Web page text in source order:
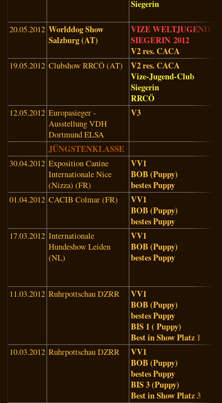
Siegerin
20.05.2012 Worlddog Show
Salzburg (AT)
VIZE WELTJUGEND-
SIEGERIN 2012
V2 res. CACA
19.05.2012 Clubshow RRCÖ (AT)
V2 res. CACA
Vize-Jugend-Club
Siegerin
RRCÖ
12.05.2012 Europasieger -
Ausstellung VDH
Dortmund ELSA
V3
JÜNGSTENKLASSE
30.04.2012 Exposition Canine
Internationale Nice
(Nizza) (FR)
VV1
BOB (Puppy)
bestes Puppy
01.04.2012 CACIB Colmar (FR)
VV1
BOB (Puppy)
bestes Puppy
17.03.2012 Internationale
Hundeshow Leiden
(NL)
VV1
BOB (Puppy)
bestes Puppy
11.03.2012 Ruhrpottschau DZRR
VV1
BOB (Puppy)
bestes Puppy
BIS 1 ( Puppy)
Best in Show Platz 1
10.03.2012 Ruhrpottschau DZRR
VV1
BOB (Puppy)
bestes Puppy
BIS 3 (Puppy)
Best in Show Platz 3